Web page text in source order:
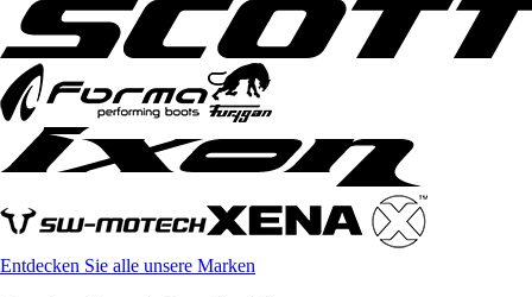
Entdecken Sie alle unsere Marken